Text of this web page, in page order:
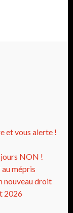
et vous alerte !
NON !
mépris
nouveau droit
2026